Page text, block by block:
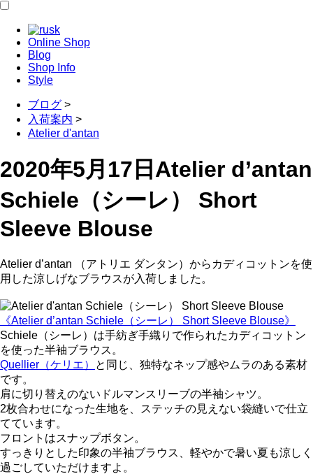
Online Shop
Blog
Shop Info
Style
ブログ >
入荷案内 >
Atelier d'antan
2020年5月17日 Atelier d’antan
Schiele（シーレ） Short
Sleeve Blouse
Atelier d’antan （アトリエ ダンタン）からカディコットンを使
用した涼しげなブラウスが入荷しました。
《Atelier d’antan Schiele（シーレ） Short Sleeve Blouse》
Schiele（シーレ）は手紡ぎ手織りで作られたカディコットン
を使った半袖ブラウス。
Quellier（ケリエ）
と同じ、独特なネップ感やムラのある素材
です。
肩に切り替えのないドルマンスリーブの半袖シャツ。
2枚合わせになった生地を、ステッチの見えない袋縫いで仕立
てています。
フロントはスナップボタン。
すっきりとした印象の半袖ブラウス、軽やかで暑い夏も涼しく
過ごしていただけますよ。